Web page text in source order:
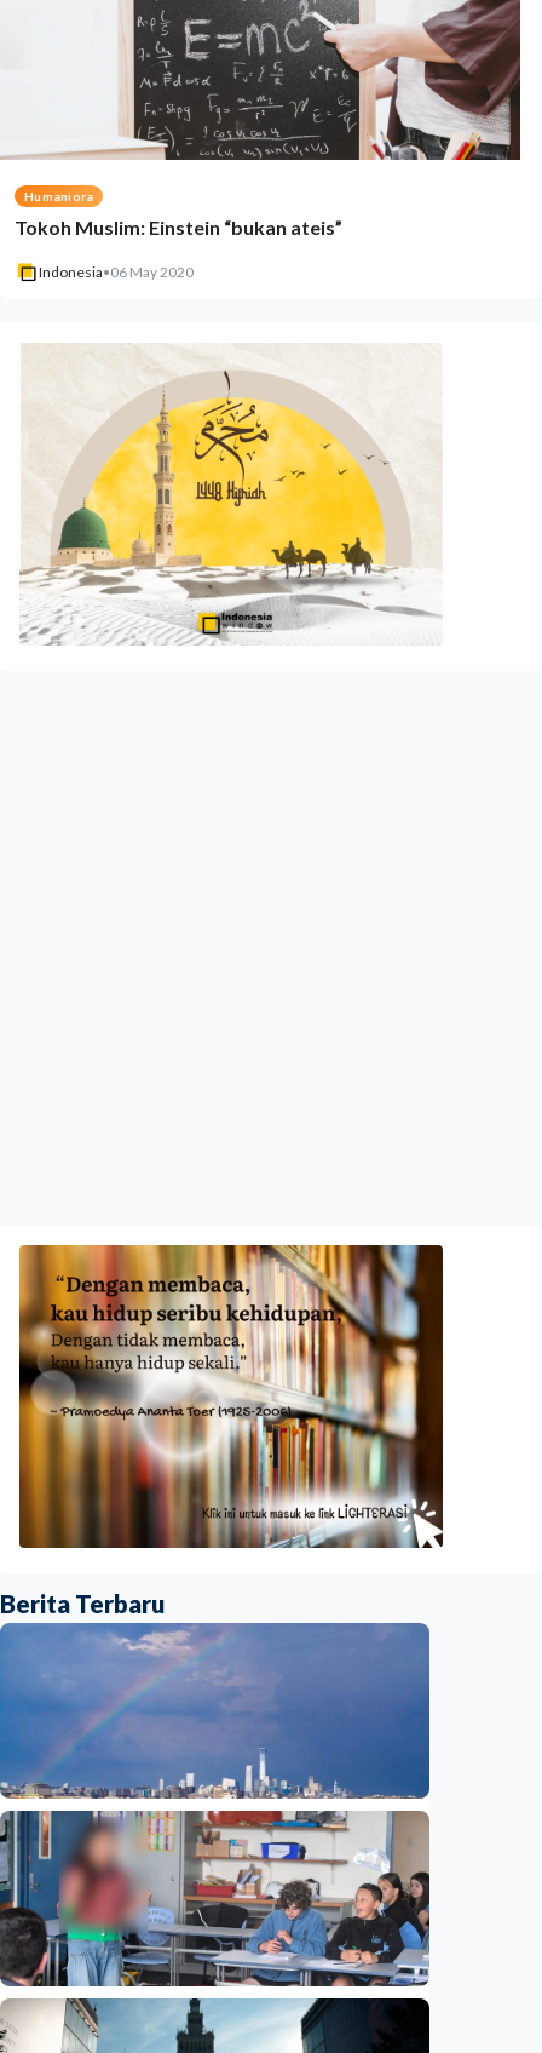
Humaniora
Tokoh Muslim: Einstein “bukan ateis”
Indonesia•06 May 2020
Berita Terbaru
Humaniora
Beijing jadi ibu kota arsitektur dunia
UNESCO-UIA 2029. Apa alasannya?
Indonesia•06 Aug 2026
Humaniora